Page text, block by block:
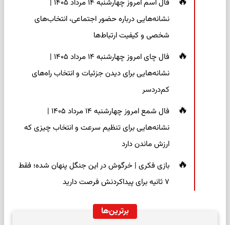
فال اسم امروز چهارشنبه ۱۴ مرداد ۱۴۰۵ |
نشانه‌هایی درباره حضور اجتماعی، انتخاب‌های
شخصی و کیفیت ارتباط‌ها
فال چای امروز چهارشنبه ۱۴ مرداد ۱۴۰۵ |
نشانه‌هایی برای دیدن جزئیات و انتخاب راه‌های
کم‌دردسر
فال شمع امروز چهارشنبه ۱۴ مرداد ۱۴۰۵ |
نشانه‌هایی برای تنظیم سرعت و انتخاب چیزی که
ارزش ماندن دارد
بازی فکری | خرگوش در این جنگل پنهان شده؛ فقط
۷ ثانیه برای پیداکردنش فرصت دارید
برترین‌ها